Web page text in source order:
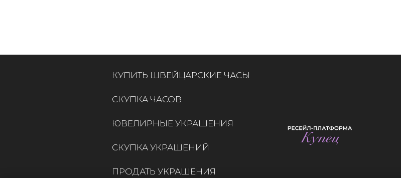
КУПИТЬ ШВЕЙЦАРСКИЕ ЧАСЫ
СКУПКА ЧАСОВ
ЮВЕЛИРНЫЕ УКРАШЕНИЯ
СКУПКА УКРАШЕНИЙ
ПРОДАТЬ УКРАШЕНИЯ